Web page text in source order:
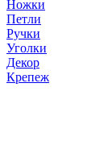
Ножки
Петли
Ручки
Уголки
Декор
Крепеж